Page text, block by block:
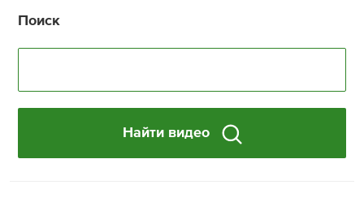
Поиск
Найти видео